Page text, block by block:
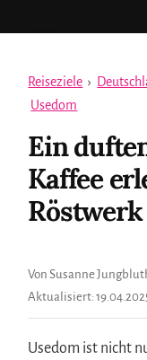
Reiseziele ›
Usedom
Ein
Kaffee
Röstwerk
Von Susanne
Aktualisiert:
Usedom ist nicht